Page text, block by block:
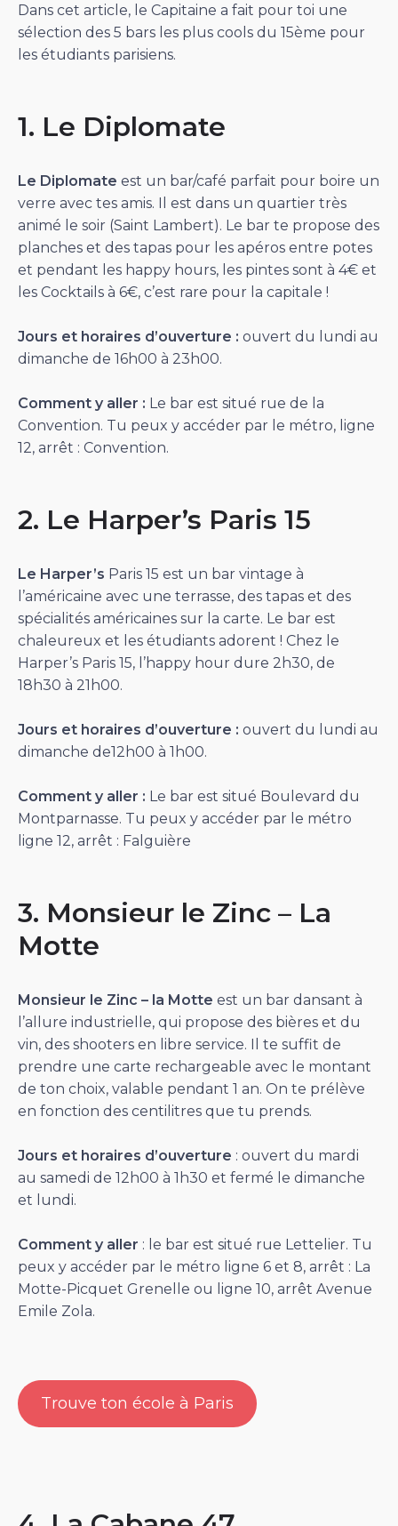
Dans cet article, le Capitaine a fait pour toi une
sélection des 5 bars les plus cools du 15ème pour
les étudiants parisiens.
1. Le Diplomate
Le Diplomate est un bar/café parfait pour boire un
verre avec tes amis. Il est dans un quartier très
animé le soir (Saint Lambert). Le bar te propose des
planches et des tapas pour les apéros entre potes
et pendant les happy hours, les pintes sont à 4€ et
les Cocktails à 6€, c’est rare pour la capitale !
Jours et horaires d’ouverture : ouvert du lundi au
dimanche de 16h00 à 23h00.
Comment y aller : Le bar est situé rue de la
Convention. Tu peux y accéder par le métro, ligne
12, arrêt : Convention.
2. Le Harper’s Paris 15
Le Harper’s Paris 15 est un bar vintage à
l’américaine avec une terrasse, des tapas et des
spécialités américaines sur la carte. Le bar est
chaleureux et les étudiants adorent ! Chez le
Harper’s Paris 15, l’happy hour dure 2h30, de
18h30 à 21h00.
Jours et horaires d’ouverture : ouvert du lundi au
dimanche de12h00 à 1h00.
Comment y aller : Le bar est situé Boulevard du
Montparnasse. Tu peux y accéder par le métro
ligne 12, arrêt : Falguière
3. Monsieur le Zinc – La
Motte
Monsieur le Zinc – la Motte est un bar dansant à
l’allure industrielle, qui propose des bières et du
vin, des shooters en libre service. Il te suffit de
prendre une carte rechargeable avec le montant
de ton choix, valable pendant 1 an. On te prélève
en fonction des centilitres que tu prends.
Jours et horaires d’ouverture : ouvert du mardi
au samedi de 12h00 à 1h30 et fermé le dimanche
et lundi.
Comment y aller : le bar est situé rue Lettelier. Tu
peux y accéder par le métro ligne 6 et 8, arrêt : La
Motte-Picquet Grenelle ou ligne 10, arrêt Avenue
Emile Zola.
Trouve ton école à Paris